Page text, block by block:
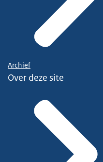
Archief
Over deze site